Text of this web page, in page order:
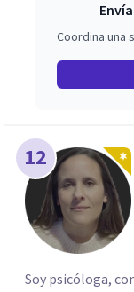
Coordina una
12
Soy psicóloga,